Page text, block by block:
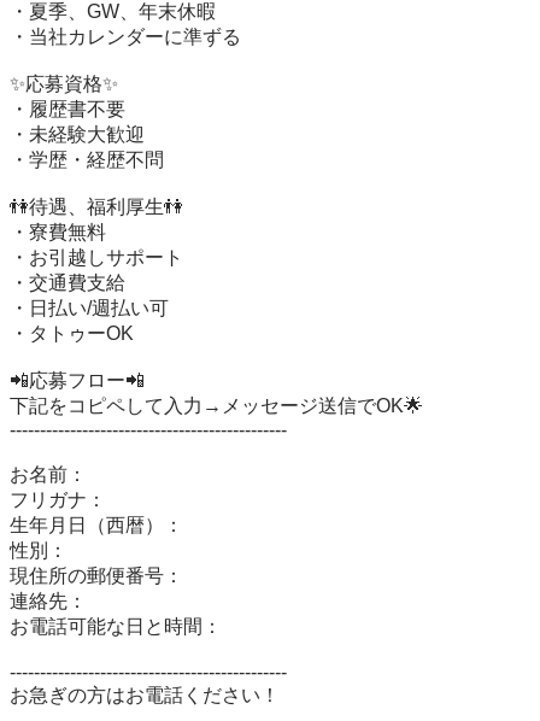
・夏季、GW、年末休暇
・当社カレンダーに準ずる
✨応募資格✨
・履歴書不要
・未経験大歓迎
・学歴・経歴不問
👫待遇、福利厚生👫
・寮費無料
・お引越しサポート
・交通費支給
・日払い/週払い可
・タトゥーOK
📲応募フロー📲
下記をコピペして入力→メッセージ送信でOK🌟
----------------------------------------------
お名前：
フリガナ：
生年月日（西暦）：
性別：
現住所の郵便番号：
連絡先：
お電話可能な日と時間：
----------------------------------------------
お急ぎの方はお電話ください！